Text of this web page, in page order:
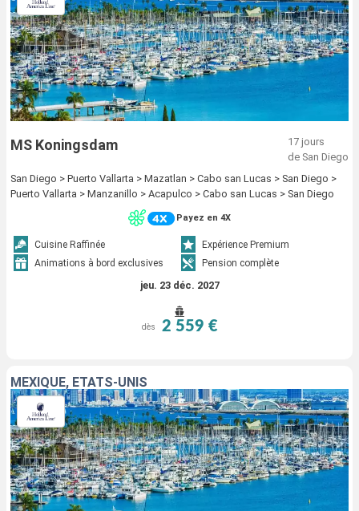
MS Koningsdam
17 jours
de San Diego
San Diego > Puerto Vallarta > Mazatlan > Cabo san Lucas > San Diego >
Puerto Vallarta > Manzanillo > Acapulco > Cabo san Lucas > San Diego
Payez en 4X
Cuisine Raffinée
Expérience Premium
Animations à bord exclusives
Pension complète
jeu. 23 déc. 2027
dès 2 559 €
MEXIQUE, ÉTATS-UNIS